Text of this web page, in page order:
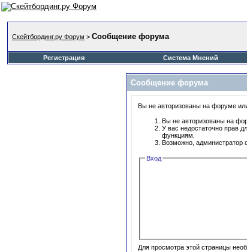
Скейтбординг.ру Форум > Сообщение форума
Регистрация
Система Мнений
Сообщение форума
Вы не авторизованы на форуме
Вы не авторизованы на
У вас недостаточно прав
функциям.
Возможно, администратор
Вход
Для просмотра этой страницы